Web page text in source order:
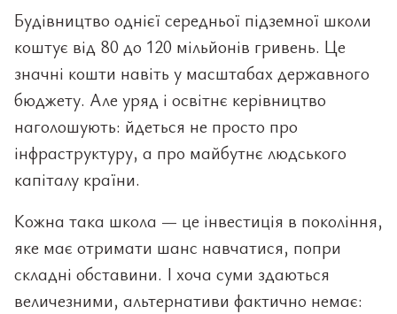
Будівництво однієї середньої підземної школи
коштує від 80 до 120 мільйонів гривень. Це
значні кошти навіть у масштабах державного
бюджету. Але уряд і освітнє керівництво
наголошують: йдеться не просто про
інфраструктуру, а про майбутнє людського
капіталу країни.
Кожна така школа — це інвестиція в покоління,
яке має отримати шанс навчатися, попри
складні обставини. І хоча суми здаються
величезними, альтернативи фактично немає: